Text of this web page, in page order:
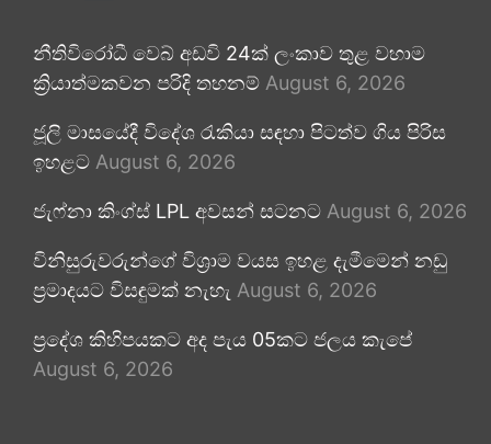
නීතිවිරෝධී වෙබ් අඩවි 24ක් ලංකාව තුළ වහාම
ක්‍රියාත්මකවන පරිදි තහනම් August 6, 2026
ජූලි මාසයේදී විදේශ රැකියා සඳහා පිටත්ව ගිය පිරිස
ඉහළට August 6, 2026
ජැෆ්නා කිංග්ස් LPL අවසන් සටනට August 6, 2026
විනිසුරුවරුන්ගේ විශ්‍රාම වයස ඉහළ දැමීමෙන් නඩු
ප්‍රමාදයට විසඳුමක් නැහැ August 6, 2026
ප්‍රදේශ කිහිපයකට අද පැය 05කට ජලය කැපේ
August 6, 2026